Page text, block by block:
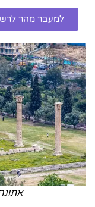
למעבר מהר